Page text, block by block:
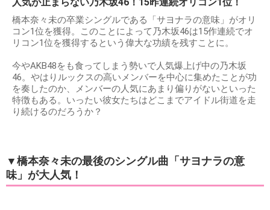
人気が止まらない乃木坂46！15昨連続オリコン1位！
橋本奈々未の卒業シングルである「サヨナラの意味」がオリ
コン1位を獲得。このことによって乃木坂46は15作連続でオ